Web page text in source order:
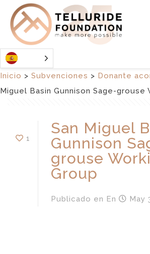
Inicio > Subvenciones > Donante
Miguel Basin Gunnison Sage-grouse
1
San Miguel
Gunnison
grouse
Group
Publicado en En May